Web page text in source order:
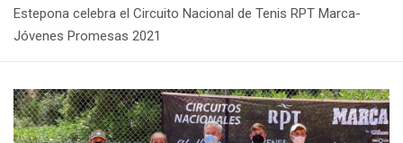
Estepona celebra el Circuito Nacional de Tenis RPT Marca-
Jóvenes Promesas 2021